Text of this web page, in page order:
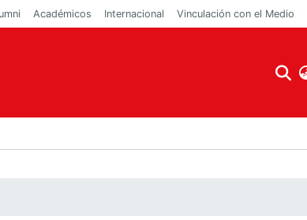
Académicos Internacional Vinculación con el Medio